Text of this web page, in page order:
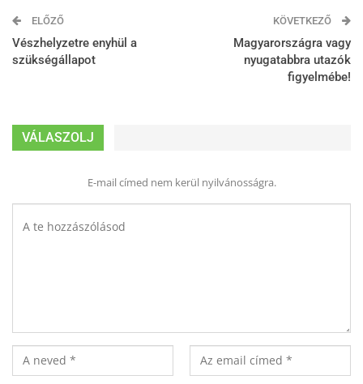
ELŐZŐ
Vészhelyzetre enyhül a
szükségállapot
KÖVETKEZŐ
Magyarországra vagy
nyugatabbra utazók
figyelmébe!
VÁLASZOLJ
E-mail címed nem kerül nyilvánosságra.